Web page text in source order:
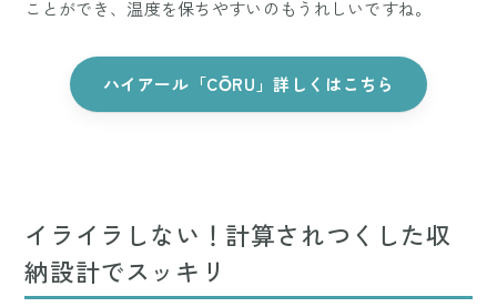
ことができ、温度を保ちやすいのもうれしいですね。
ハイアール「CŌRU」詳しくはこちら
イライラしない！計算されつくした収
納設計でスッキリ